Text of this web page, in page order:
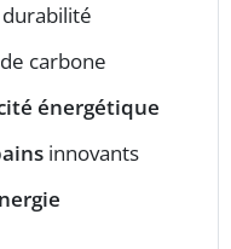
de carbone
énergétique
innovants